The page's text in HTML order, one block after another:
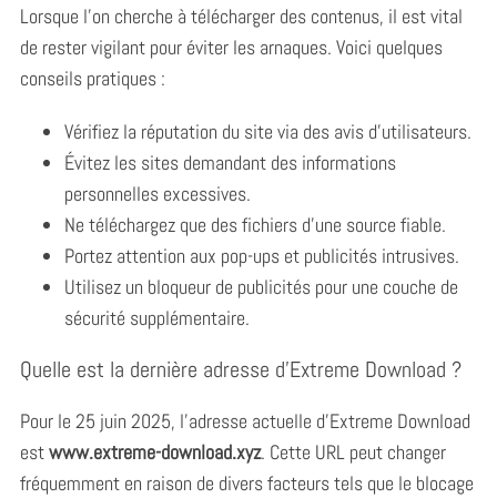
Lorsque l’on cherche à télécharger des contenus, il est vital
de rester vigilant pour éviter les arnaques. Voici quelques
conseils pratiques :
Vérifiez la réputation du site via des avis d’utilisateurs.
Évitez les sites demandant des informations
personnelles excessives.
Ne téléchargez que des fichiers d’une source fiable.
Portez attention aux pop-ups et publicités intrusives.
Utilisez un bloqueur de publicités pour une couche de
sécurité supplémentaire.
Quelle est la dernière adresse d’Extreme Download ?
Pour le 25 juin 2025, l’adresse actuelle d’Extreme Download
estwww.extreme-download.xyz. Cette URL peut changer
fréquemment en raison de divers facteurs tels que le blocage
S
a
c
h
f